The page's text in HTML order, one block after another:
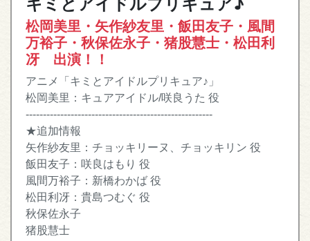
キミとアイドルプリキュア♪
松岡美里・矢作紗友里・飯田友子・風間
万裕子・秋保佐永子・猪股慧士・松田利
冴 出演！！
アニメ「キミとアイドルプリキュア♪」
松岡美里：キュアアイドル/咲良うた 役
------------------------------------------------------
★追加情報
矢作紗友里：チョッキリーヌ、チョッキリン 役
飯田友子：咲良はもり 役
風間万裕子：新橋わかば 役
松田利冴：貴島つむぐ 役
秋保佐永子
猪股慧士